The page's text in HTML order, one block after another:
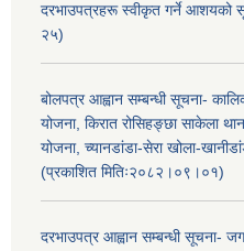
दरभाउपत्रहरू स्वीकृत गर्ने आशयको
२५)
बोलपत्र आह्वान सम्बन्धी सूचना-
योजना, किरात रोसिहङ्छा साकेला
योजना, च्यानडांडा-सेरा खोला-
(प्रकाशित मितिः२०८२।०९।०१)
दरभाउपत्र आह्वान सम्बन्धी सूचना-